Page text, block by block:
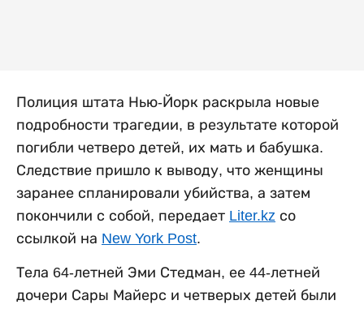
Полиция штата Нью-Йорк раскрыла новые
подробности трагедии, в результате которой
погибли четверо детей, их мать и бабушка.
Следствие пришло к выводу, что женщины
заранее спланировали убийства, а затем
покончили с собой, передает Liter.kz со
ссылкой на New York Post.
Тела 64-летней Эми Стедман, ее 44-летней
дочери Сары Майерс и четверых детей были